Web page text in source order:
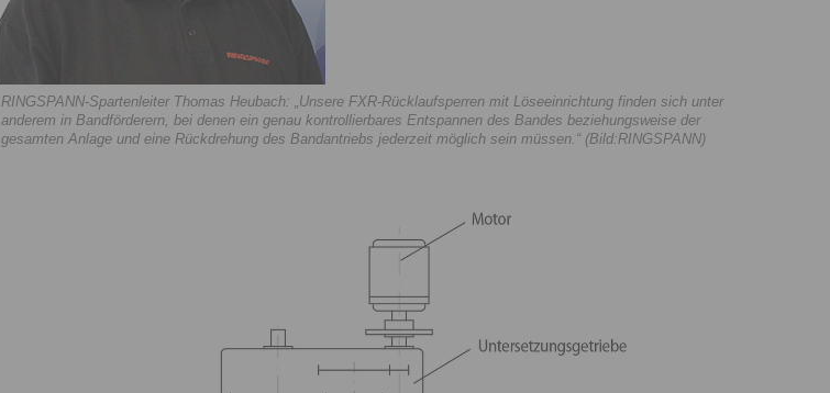
RINGSPANN-Spartenleiter Thomas Heubach: „Unsere FXR-Rücklaufsperren mit Löseeinrichtung finden sich unter
anderem in Bandförderern, bei denen ein genau kontrollierbares Entspannen des Bandes beziehungsweise der
gesamten Anlage und eine Rückdrehung des Bandantriebs jederzeit möglich sein müssen.“ (Bild:RINGSPANN)